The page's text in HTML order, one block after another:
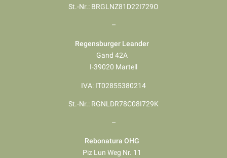
St.-Nr.: BRGLNZ81D22I729O
–
Regensburger Leander
Gand 42A
I-39020 Martell
IVA: IT02855380214
St.-Nr.: RGNLDR78C08I729K
–
Rebonatura OHG
Piz Lun Weg Nr. 11